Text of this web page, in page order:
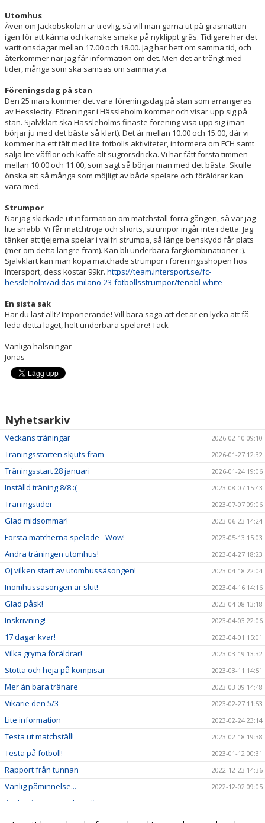
Utomhus
Även om Jackobskolan är trevlig, så vill man gärna ut på gräsmattan
igen för att känna och kanske smaka på nyklippt gräs. Tidigare har det
varit onsdagar mellan 17.00 och 18.00. Jag har bett om samma tid, och
återkommer när jag får information om det. Men det är trångt med
tider, många som ska samsas om samma yta.
Föreningsdag på stan
Den 25 mars kommer det vara föreningsdag på stan som arrangeras
av Hesslecity. Föreningar i Hässleholm kommer och visar upp sig på
stan. Självklart ska Hässleholms finaste förening visa upp sig (man
börjar ju med det bästa så klart). Det är mellan 10.00 och 15.00, där vi
kommer ha ett tält med lite fotbolls aktiviteter, informera om FCH samt
sälja lite våfflor och kaffe alt sugrörsdricka. Vi har fått första timmen
mellan 10.00 och 11.00, som sagt så börjar man med det bästa. Skulle
önska att så många som möjligt av både spelare och föräldrar kan
vara med.
Strumpor
När jag skickade ut information om matchställ förra gången, så var jag
lite snabb. Vi får matchtröja och shorts, strumpor ingår inte i detta. Jag
tänker att tjejerna spelar i valfri strumpa, så länge benskydd får plats
(mer om detta längre fram). Kan bli underbara färgkombinationer :).
Självklart kan man köpa matchade strumpor i föreningsshopen hos
Intersport, dess kostar 99kr. https://team.intersport.se/fc-
hessleholm/adidas-milano-23-fotbollsstrumpor/tenabl-white
En sista sak
Har du läst allt? Imponerande! Vill bara säga att det är en lycka att få
leda detta laget, helt underbara spelare! Tack
Vänliga hälsningar
Jonas
Nyhetsarkiv
Veckans träningar 2026-02-10 09:10
Träningsstarten skjuts fram 2026-01-27 12:32
Träningsstart 28 januari 2026-01-24 19:06
Inställd träning 8/8 :( 2023-08-07 15:43
Träningstider 2023-07-07 09:06
Glad midsommar! 2023-06-23 14:24
Första matcherna spelade - Wow! 2023-05-13 15:03
Andra träningen utomhus! 2023-04-27 18:23
Oj vilken start av utomhussäsongen! 2023-04-18 22:04
Inomhussäsongen är slut! 2023-04-16 14:16
Glad påsk! 2023-04-08 13:18
Inskrivning! 2023-04-03 22:06
17 dagar kvar! 2023-04-01 15:01
Vilka gryma föräldrar! 2023-03-19 13:32
Stötta och heja på kompisar 2023-03-11 14:51
Mer än bara tränare 2023-03-09 14:48
Vikarie den 5/3 2023-02-27 11:53
Lite information 2023-02-24 23:14
Testa ut matchställ! 2023-02-18 19:38
Testa på fotboll! 2023-01-12 00:31
Rapport från tunnan 2022-12-23 14:36
Vänlig påminnelse... 2022-12-02 09:05
Avslutning av utomhussäsongen
Första träningen avklarad! 2022-08-25 09:14